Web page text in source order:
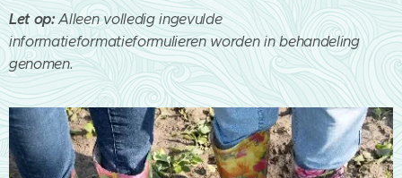
Let op:Alleen volledig ingevulde
informatieformatieformulieren worden in behandeling
genomen.